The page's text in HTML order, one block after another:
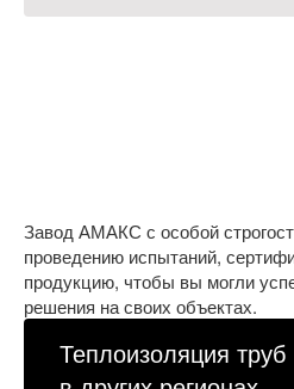
Завод АМАКС с особой
проведению испытаний,
продукцию, чтобы вы могли
решения на своих объектах.
Теплоизоляция труб